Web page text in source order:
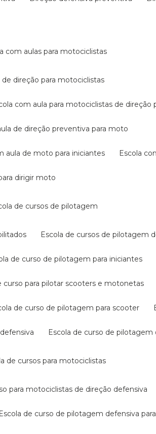
com aulas para motociclistas
de direção para motociclistas
com aula para motociclistas de direção
de direção preventiva para moto
aula de moto para iniciantes escola
dirigir moto
de cursos de pilotagem
escola de cursos de pilotagem
de curso de pilotagem para iniciantes
curso para pilotar scooters e motonetas
de curso de pilotagem para scooter
escola de curso de
de cursos para motociclistas
para motociclistas de direção defensiva
escola de curso de pilotagem defensiva